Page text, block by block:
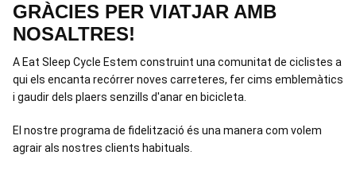
GRÀCIES PER VIATJAR AMB
NOSALTRES!
A Eat Sleep Cycle Estem construint una comunitat de ciclistes a
qui els encanta recórrer noves carreteres, fer cims emblemàtics
i gaudir dels plaers senzills d'anar en bicicleta.
El nostre programa de fidelització és una manera com volem
agrair als nostres clients habituals.